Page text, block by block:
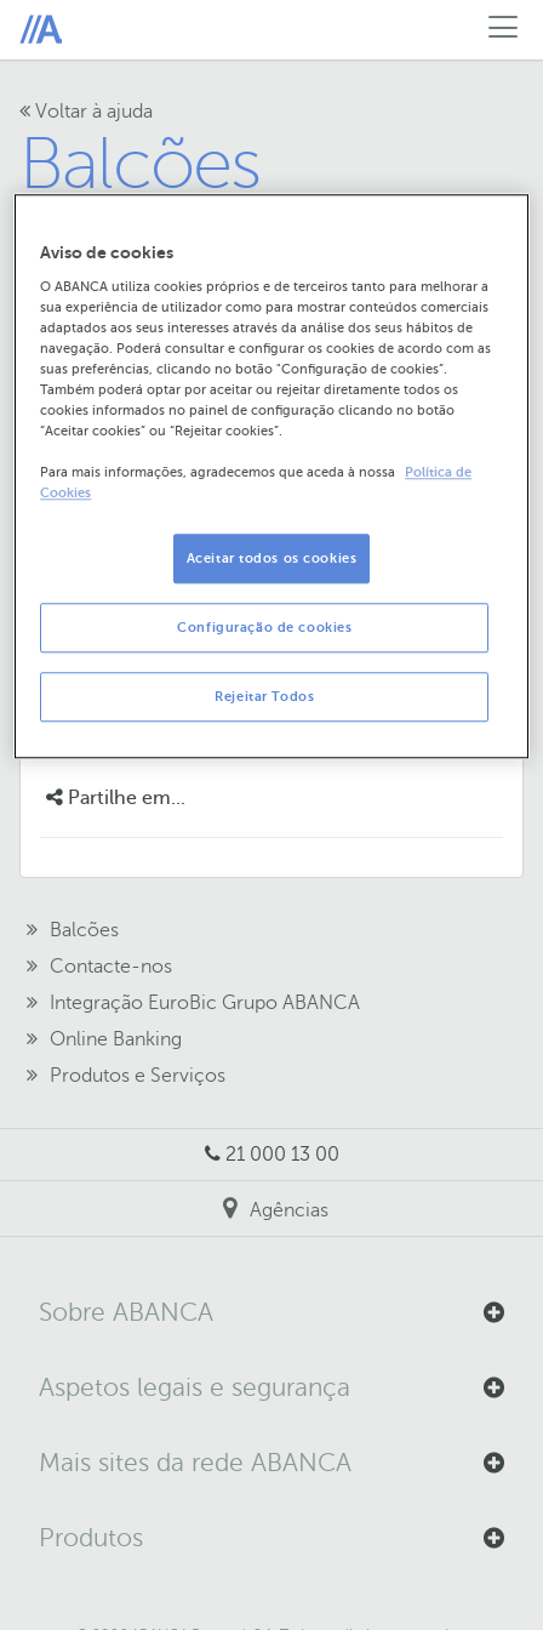
Voltar à ajuda
Balcões
Qual é o horário dos
Balcões do ABANCA?
Qual é o horário dos Balcões do
As nossas Agências encontram-se abertas nos dias
úteis entre as 8:30h e as 15h. Não encerramos à hora
de almoço.
Ajudámos?
Partilhe em...
Balcões
Contacte-nos
Integração EuroBic Grupo ABANCA
Online Banking
Produtos e Serviços
21 000 13 00
Agências
Sobre ABANCA
Aspetos legais e segurança
Mais sites da rede ABANCA
Produtos
Aviso de cookies
O ABANCA utiliza cookies próprios e de terceiros tanto para melhorar a
sua experiência de utilizador como para mostrar conteúdos comerciais
adaptados aos seus interesses através da análise dos seus hábitos de
navegação. Poderá consultar e configurar os cookies de acordo com as
suas preferências, clicando no botão "Configuração de cookies”.
Também poderá optar por aceitar ou rejeitar diretamente todos os
cookies informados no painel de configuração clicando no botão
“Aceitar cookies” ou “Rejeitar cookies”.
Para mais informações, agradecemos que aceda à nossa
Política de
Cookies
Rejeitar Todos
Configuração de cookies
Aceitar todos os cookies